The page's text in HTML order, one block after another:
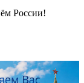
России!